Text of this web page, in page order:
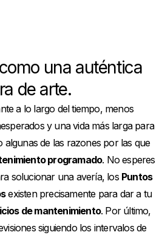
una auténtica
de arte.
a lo largo del tiempo, menos
y una vida más larga para
algunas de las razones por las que
programado. No esperes
solucionar una avería, los Puntos
existen precisamente para dar a tu
de mantenimiento. Por último,
siguiendo los intervalos de